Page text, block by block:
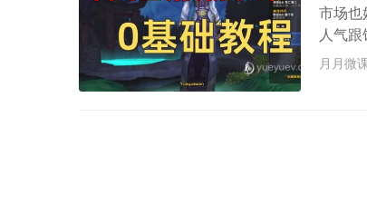
市场也
人气
行这
月月微